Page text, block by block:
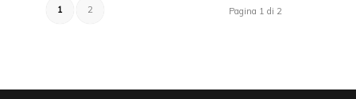
Pagina 1 di 2
1 2